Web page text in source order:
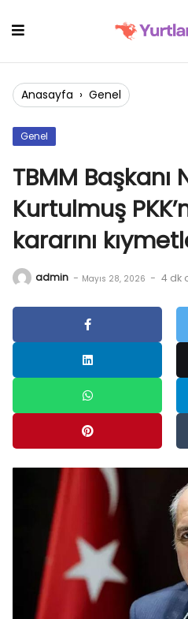
Anasayfa › Genel
Genel
TBMM Başkanı
Kurtulmuş
kararını
admin - Mayıs 28, 2026 - 4 dk